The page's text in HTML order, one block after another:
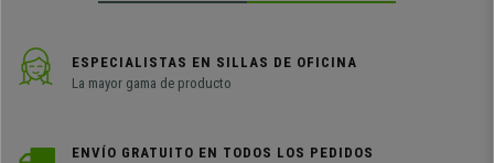
ESPECIALISTAS EN SILLAS DE OFICINA
La mayor gama de producto
ENVÍO GRATUITO EN TODOS LOS PEDIDOS